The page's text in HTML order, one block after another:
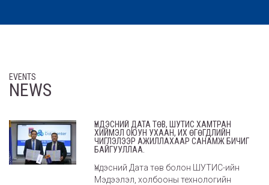
EVENTS
NEWS
ҮНДЭСНИЙ ДАТА ТӨВ, ШУТИС ХАМТРАН
ХИЙМЭЛ ОЮУН УХААН, ИХ ӨГӨГДЛИЙН
ЧИГЛЭЛЭЭР АЖИЛЛАХААР САНАМЖ БИЧИГ
БАЙГУУЛЛАА.
Үндэсний Дата төв болон ШУТИС-ийн
Мэдээлэл, холбооны технологийн